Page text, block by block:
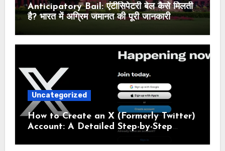
Anticipatory Bail: एंटीसिपेटरी बेल कैसे मिलती
है? भारत में अग्रिम जमानत की पूरी जानकारी
Uncategorized
How to Create an X (Formerly Twitter)
Account: A Detailed Step-by-Step